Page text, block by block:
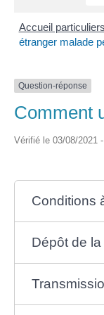
Accueil particuliers
étranger malade
Question-réponse
Comment
Vérifié le 03/08/2021
Conditions
Dépôt de